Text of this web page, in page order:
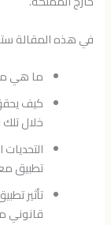
في هذه المقالة
ما هي
كيف
خلال تلك
تطبيق
تأثير
قانوني